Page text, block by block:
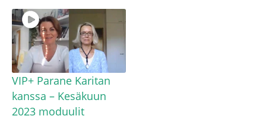
VIP+ Parane Karitan
kanssa – Kesäkuun
2023 moduulit